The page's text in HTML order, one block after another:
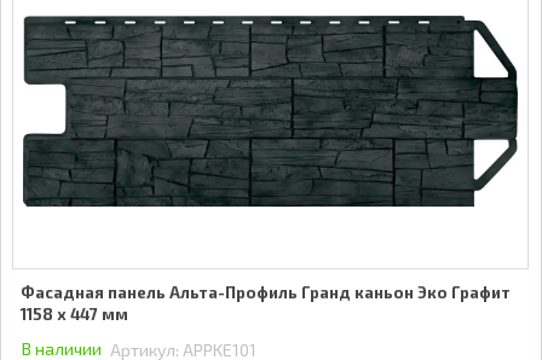
Фасадная панель Альта-Профиль Гранд каньон Эко Графит
1158 x 447 мм
В наличии Артикул: APPKE101